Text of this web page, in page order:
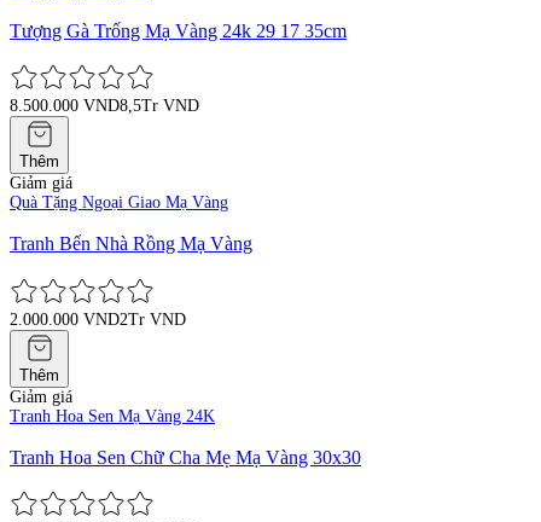
Tượng Gà Trống Mạ Vàng 24k 29 17 35cm
8.500.000 VND8,5Tr VND
Thêm
Giảm giá
Quà Tặng Ngoại Giao Mạ Vàng
Tranh Bến Nhà Rồng Mạ Vàng
2.000.000 VND2Tr VND
Thêm
Giảm giá
Tranh Hoa Sen Mạ Vàng 24K
Tranh Hoa Sen Chữ Cha Mẹ Mạ Vàng 30x30